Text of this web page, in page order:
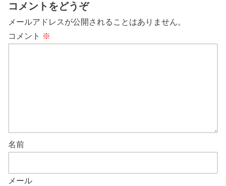
コメントをどうぞ
メールアドレスが公開されることはありません。
コメント ※
名前
メール